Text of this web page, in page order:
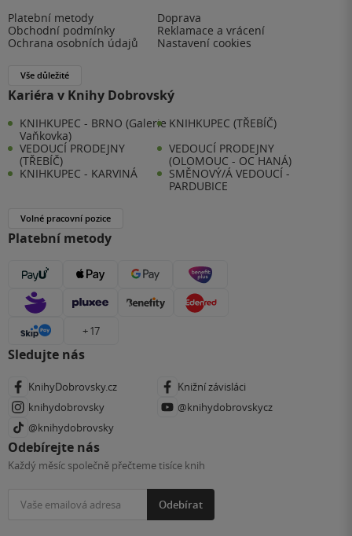
Platební metody
Doprava
Obchodní podmínky
Reklamace a vrácení
Ochrana osobních údajů
Nastavení cookies
Vše důležité
Kariéra v Knihy Dobrovský
KNIHKUPEC - BRNO (Galerie
Vaňkovka)
KNIHKUPEC (TŘEBÍČ)
VEDOUCÍ PRODEJNY
(TŘEBÍČ)
VEDOUCÍ PRODEJNY
(OLOMOUC - OC HANÁ)
KNIHKUPEC - KARVINÁ
SMĚNOVÝ/Á VEDOUCÍ -
PARDUBICE
Volné pracovní pozice
Platební metody
+ 17
Sledujte nás
KnihyDobrovsky.cz
Knižní závisláci
knihydobrovsky
@knihydobrovskycz
@knihydobrovsky
Odebírejte nás
Každý měsíc společně přečteme tisíce knih
Odebírat